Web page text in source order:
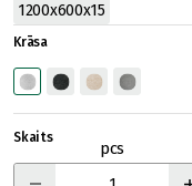
1200x600x15
Krāsa
Skaits
pcs